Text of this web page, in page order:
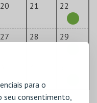
para o
consentimento,
20 21 22
27 28 29